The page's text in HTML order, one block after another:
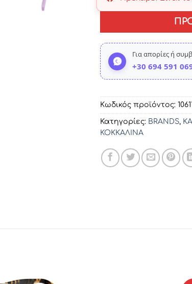
Για απορίες ή
+30 694 591
Κωδικός προϊόντος:
Κατηγορίες: BRANDS,
ΚΟΚΚΑΛΙΝΑ